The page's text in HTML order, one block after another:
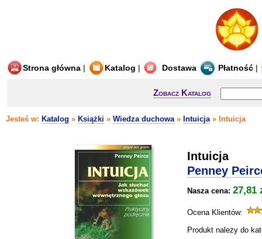
Strona główna | Katalog | Dostawa Płatność |
Zobacz Katalog
Jesteś w: Katalog » Książki » Wiedza duchowa» Intuicja» Intuicja
Intuicja
Penney
Nasza cena: 27,81
Ocena Klientów:
Produkt należy do